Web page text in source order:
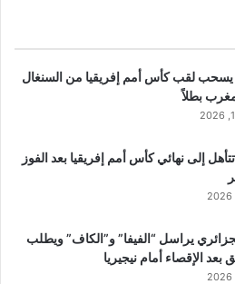
يسحب لقب كأس أمم إفريقيا من السنغال
بطلاً
إلى نهائي كأس أمم إفريقيا بعد الفوز
يراسل “الفيفا” و”الكاف” ويطلب
بعد الإقصاء أمام نيجيريا